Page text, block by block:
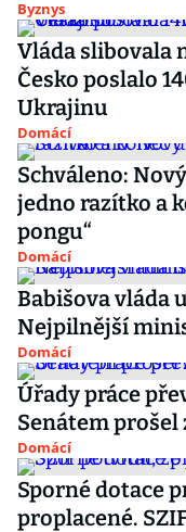
Byznys
Vláda slibovala
Česko poslalo
Ukrajinu
Domácí
Schváleno:
jedno razítko a
pongu“
Domácí
Babišova vláda
Nejpilnější
Domácí
Úřady práce
Senátem prošel
Domácí
Sporné dotace
proplacené.